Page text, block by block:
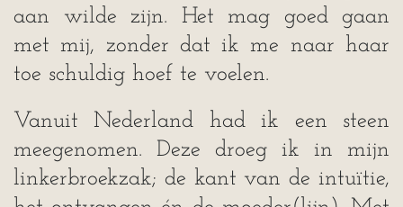
aan wilde zijn. Het mag goed gaan
met mij, zonder dat ik me naar haar
toe schuldig hoef te voelen.
Vanuit Nederland had ik een steen
meegenomen. Deze droeg ik in mijn
linkerbroekzak; de kant van de intuïtie,